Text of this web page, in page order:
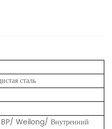
сталь
BP/ Weilong/ Внутренний